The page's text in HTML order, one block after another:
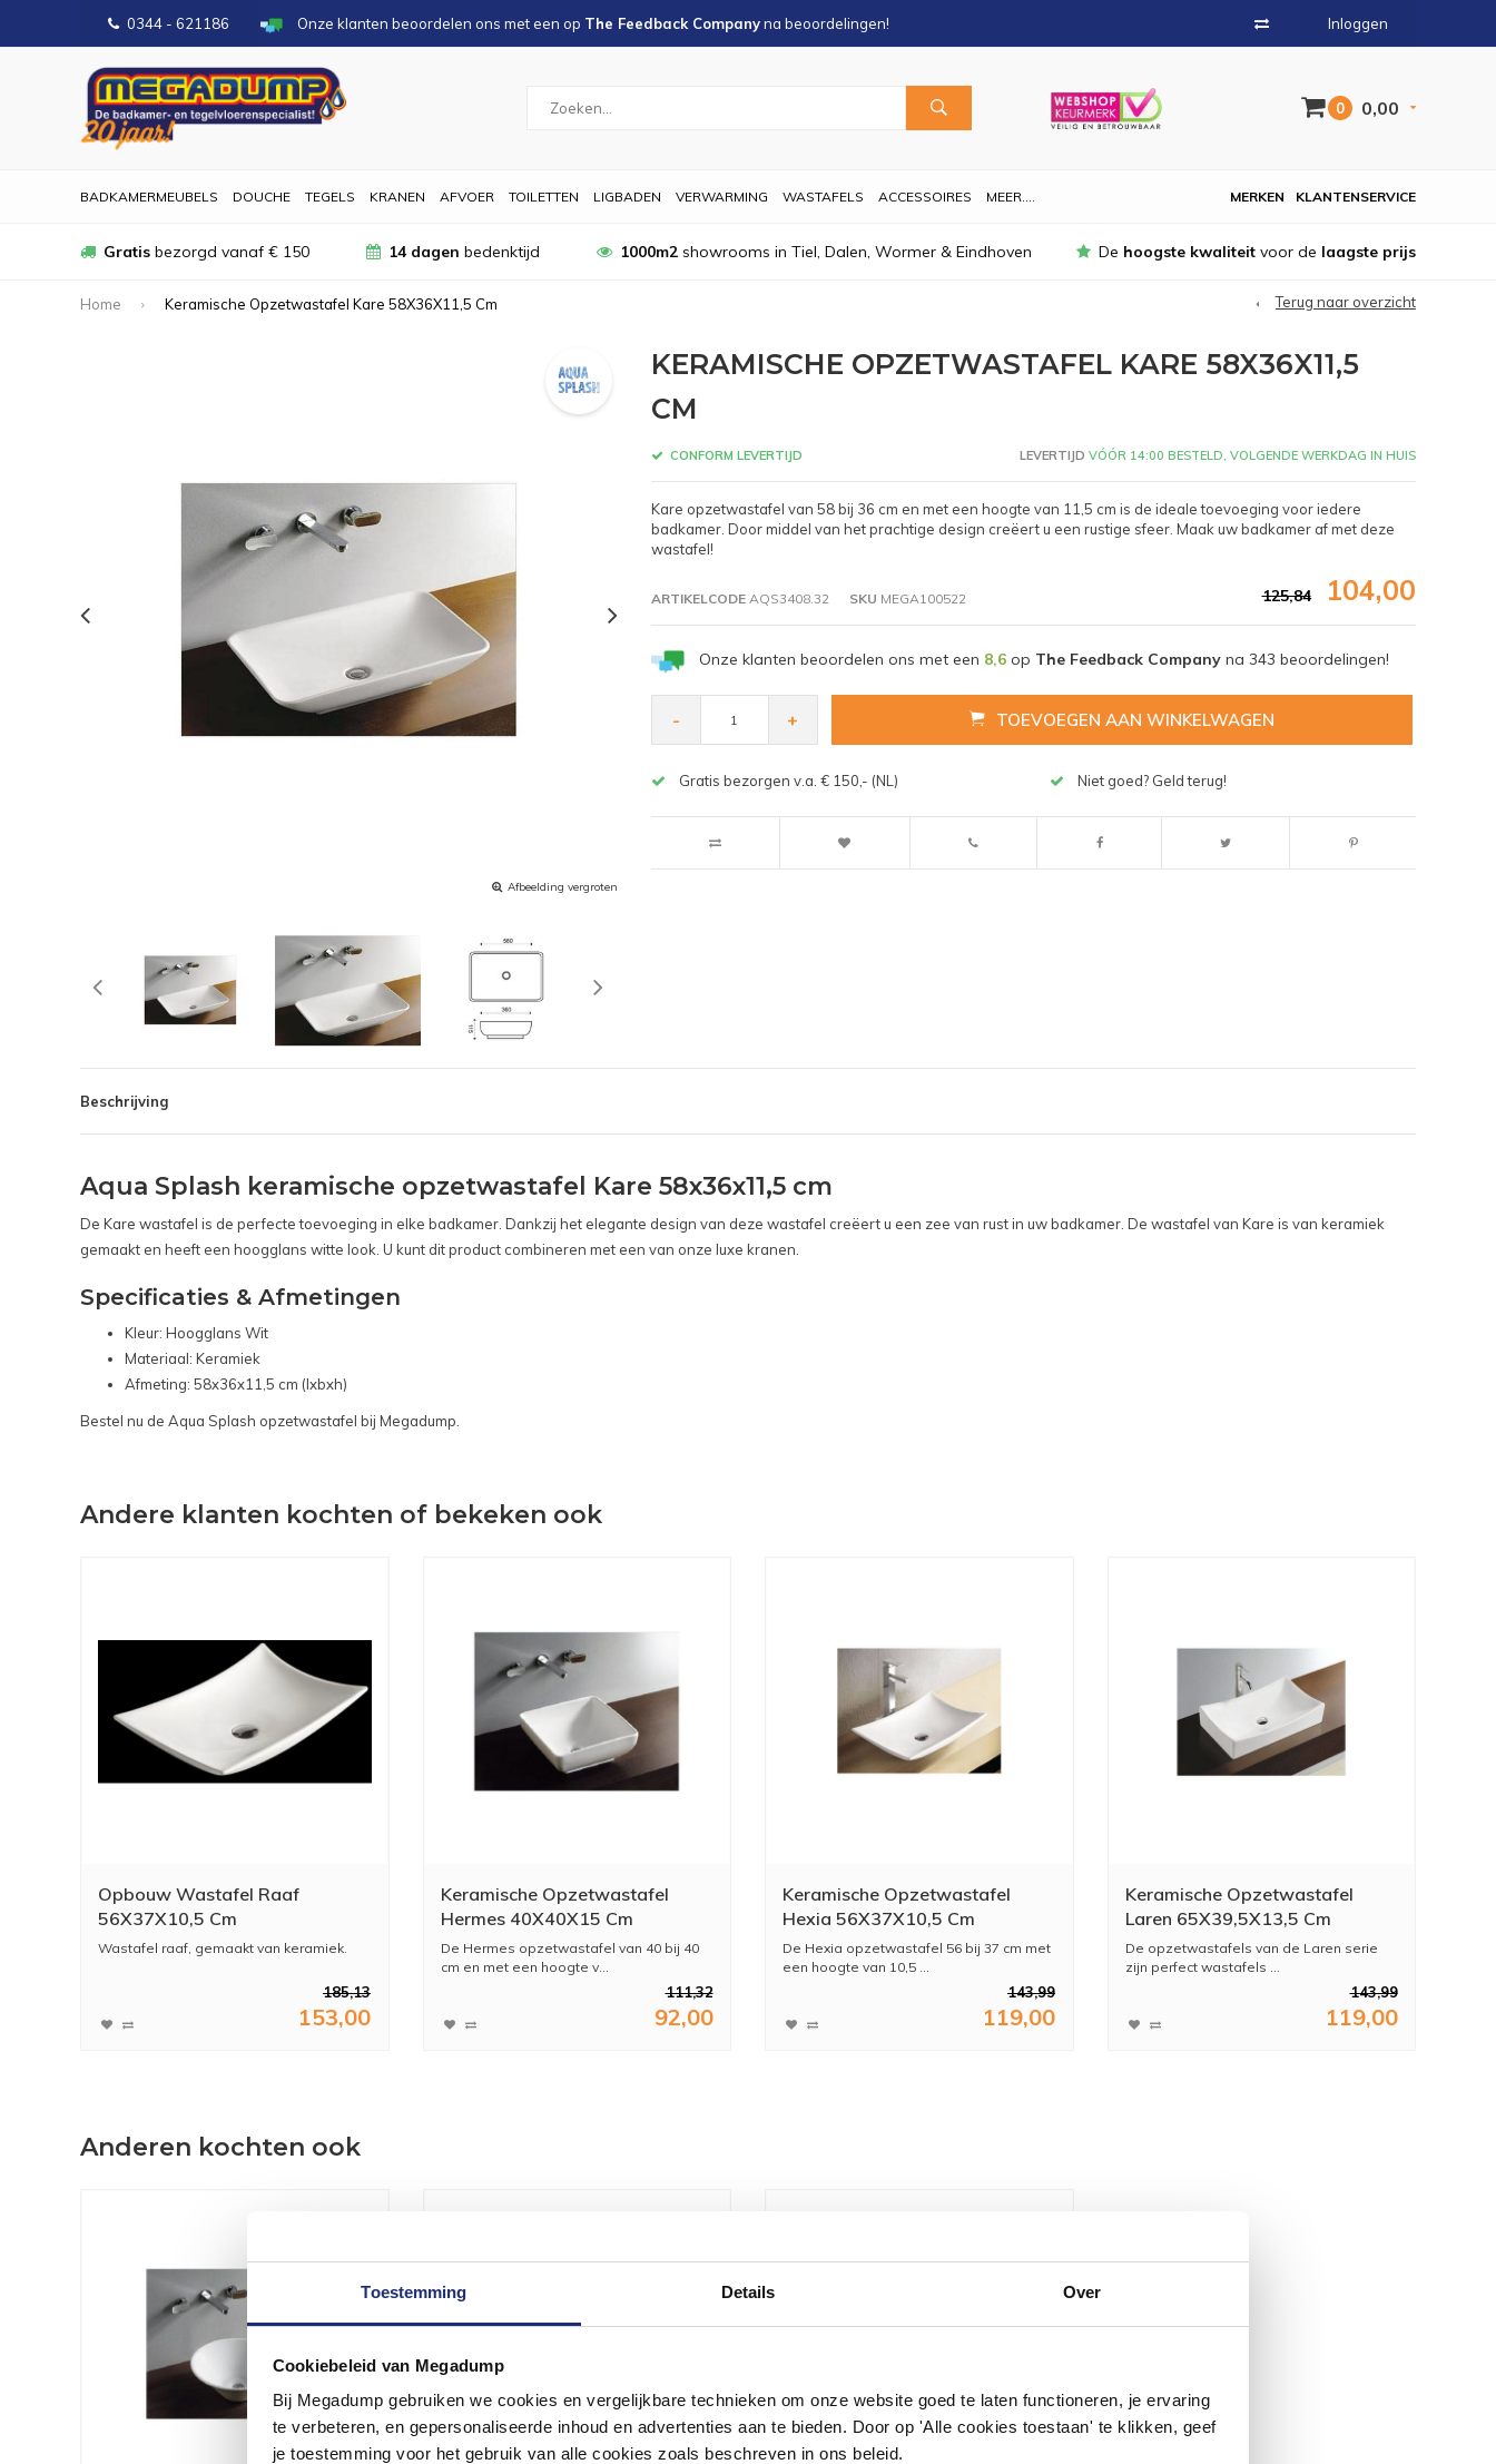
Toestemming Details Over
Cookiebeleid van Megadump
Bij Megadump gebruiken we cookies en vergelijkbare technieken om onze website goed te laten functioneren, je ervaring
te verbeteren, en gepersonaliseerde inhoud en advertenties aan te bieden. Door op 'Alle cookies toestaan' te klikken, geef
je toestemming voor het gebruik van alle cookies zoals beschreven in ons beleid.
0344 - 621186 Onze klanten beoordelen ons met een op The Feedback Companyna beoordelingen! Inloggen
0 0,00
BADKAMERMEUBELS DOUCHE TEGELS KRANEN AFVOER TOILETTEN LIGBADEN VERWARMING WASTAFELS ACCESSOIRES MEER.... KLANTENSERVICE
MERKEN
Gratis bezorgd vanaf € 150 14 dagen bedenktijd 1000m2showrooms in Tiel, Dalen, Wormer & Eindhoven De hoogste kwaliteit voor de laagste prijs
Home Keramische Opzetwastafel Kare 58X36X11,5 Cm Terug naar overzicht
Afbeelding vergroten
KERAMISCHE OPZETWASTAFEL KARE 58X36X11,5
CM
CONFORM LEVERTIJD LEVERTIJD VÓÓR 14:00 BESTELD, VOLGENDE WERKDAG IN HUIS
Kare opzetwastafel van 58 bij 36 cm en met een hoogte van 11,5 cm is de ideale toevoeging voor iedere
badkamer. Door middel van het prachtige design creëert u een rustige sfeer. Maak uw badkamer af met deze
wastafel!
ARTIKELCODEAQS3408.32 SKU MEGA100522 125,84 104,00
Onze klanten beoordelen ons met een 8,6op The Feedback Companyna 343 beoordelingen!
- + TOEVOEGEN AAN WINKELWAGEN
Gratis bezorgen v.a. € 150,- (NL) Niet goed? Geld terug!
Beschrijving
Aqua Splash keramische opzetwastafel Kare 58x36x11,5 cm
De Kare wastafel is de perfecte toevoeging in elke badkamer. Dankzij het elegante design van deze wastafel creëert u een zee van rust in uw badkamer. De wastafel van Kare is van keramiek
gemaakt en heeft een hoogglans witte look. U kunt dit product combineren met een van onze luxe kranen.
Specificaties & Afmetingen
Kleur: Hoogglans Wit
Materiaal: Keramiek
Afmeting: 58x36x11,5 cm (lxbxh)
Bestel nu de Aqua Splash opzetwastafel bij Megadump.
Andere klanten kochten of bekeken ook
Opbouw Wastafel Raaf
56X37X10,5 Cm
Wastafel raaf, gemaakt van keramiek.
185,13
153,00
Keramische Opzetwastafel
Hermes 40X40X15 Cm
De Hermes opzetwastafel van 40 bij 40
cm en met een hoogte v...
111,32
92,00
Keramische Opzetwastafel
Hexia 56X37X10,5 Cm
De Hexia opzetwastafel 56 bij 37 cm met
een hoogte van 10,5 ...
143,99
119,00
Keramische Opzetwastafel
Laren 65X39,5X13,5 Cm
De opzetwastafels van de Laren serie
zijn perfect wastafels ...
143,99
119,00
Anderen kochten ook